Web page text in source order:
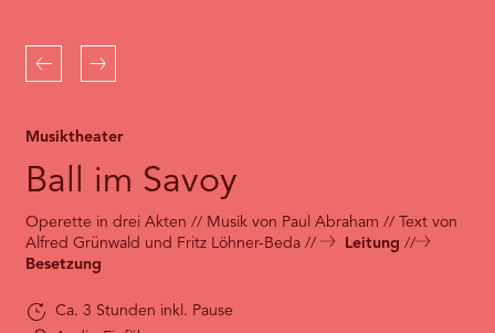
Musiktheater
Ball im Savoy
Operette in drei Akten // Musik von Paul Abraham // Text von
Alfred Grünwald und Fritz Löhner-Beda
Leitung
Besetzung
Ca. 3 Stunden inkl. Pause
to
load
trackers
that
are
disclosed
to
the
The
Zurück Weiter